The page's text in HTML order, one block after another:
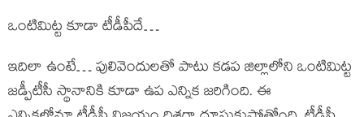
ఒంటిమిట్ట కూడా టీడీపీదే…
ఇదిలా ఉంటే… పులివెందులతో పాటు కడప జిల్లాలోని ఒంటిమిట్ట
జడ్పీటీసీ స్థానానికి కూడా ఉప ఎన్నిక జరిగింది. ఈ